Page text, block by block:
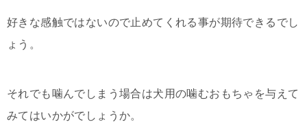
好きな感触ではないので止めてくれる事が期待できるでし
ょう。
それでも噛んでしまう場合は犬用の噛むおもちゃを与えて
みてはいかがでしょうか。